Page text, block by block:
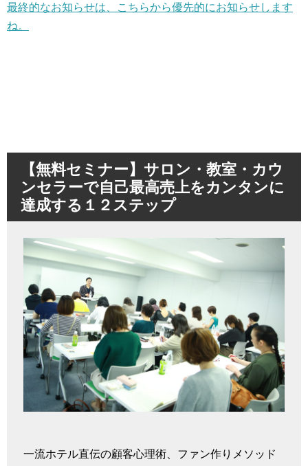
最終的なお知らせは、こちらから優先的にお知らせします
ね。
【無料セミナー】サロン・教室・カウ
ンセラーで自己最高売上をカンタンに
達成する１２ステップ
一流ホテル直伝の顧客心理術、ファン作りメソッド